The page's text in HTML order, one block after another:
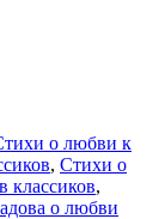
о любви к
, Стихи о
классиков,
о любви